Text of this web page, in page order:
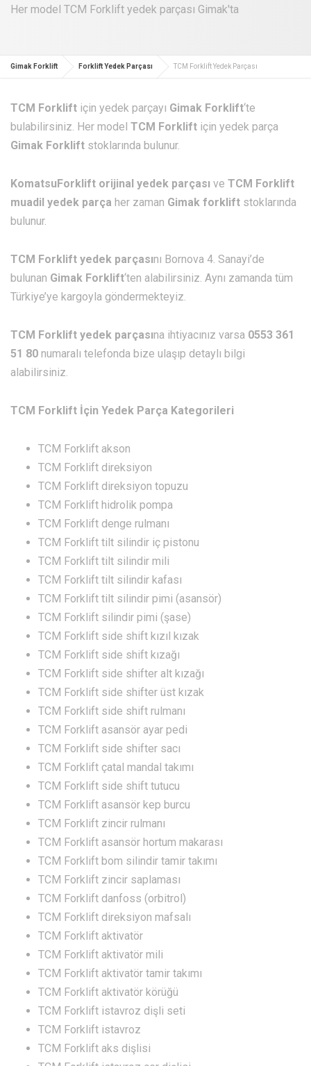
Her model TCM Forklift yedek parçası Gimak'ta
Gimak Forklift Forklift Yedek Parçası TCM Forklift Yedek Parçası
TCM Forklift için yedek parçayı Gimak Forklift‘te
bulabilirsiniz. Her model TCM Forklift için yedek parça
Gimak Forklift stoklarında bulunur.
KomatsuForklift orijinal yedek parçası ve TCM Forklift
muadil yedek parça her zaman Gimak forklift stoklarında
bulunur.
TCM Forklift yedek parçasını Bornova 4. Sanayi’de
bulunan Gimak Forklift‘ten alabilirsiniz. Aynı zamanda tüm
Türkiye’ye kargoyla göndermekteyiz.
TCM Forklift yedek parçasına ihtiyacınız varsa 0553 361
51 80 numaralı telefonda bize ulaşıp detaylı bilgi
alabilirsiniz.
TCM Forklift İçin Yedek Parça Kategorileri
TCM Forklift akson
TCM Forklift direksiyon
TCM Forklift direksiyon topuzu
TCM Forklift hidrolik pompa
TCM Forklift denge rulmanı
TCM Forklift tilt silindir iç pistonu
TCM Forklift tilt silindir mili
TCM Forklift tilt silindir kafası
TCM Forklift tilt silindir pimi (asansör)
TCM Forklift silindir pimi (şase)
TCM Forklift side shift kızıl kızak
TCM Forklift side shift kızağı
TCM Forklift side shifter alt kızağı
TCM Forklift side shifter üst kızak
TCM Forklift side shift rulmanı
TCM Forklift asansör ayar pedi
TCM Forklift side shifter sacı
TCM Forklift çatal mandal takımı
TCM Forklift side shift tutucu
TCM Forklift asansör kep burcu
TCM Forklift zincir rulmanı
TCM Forklift asansör hortum makarası
TCM Forklift bom silindir tamir takımı
TCM Forklift zincir saplaması
TCM Forklift danfoss (orbitrol)
TCM Forklift direksiyon mafsalı
TCM Forklift aktivatör
TCM Forklift aktivatör mili
TCM Forklift aktivatör tamir takımı
TCM Forklift aktivatör körüğü
TCM Forklift istavroz dişli seti
TCM Forklift istavroz
TCM Forklift aks dişlisi